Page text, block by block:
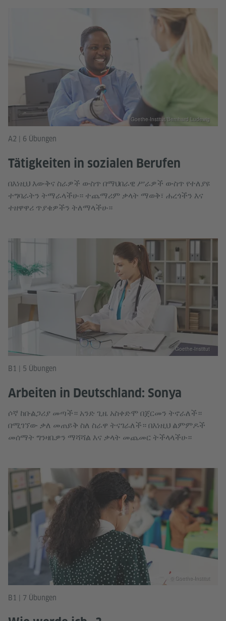
A2 | 6 Übungen
Tätigkeiten in sozialen Berufen
በእነዚህ እውቅና ስራዎች ውስጥ በማህበራዊ ሥራዎች ውስጥ የተለያዩ
ተግባራትን ትማራላችሁ። ተጨማሪም ቃላት ማወቅ፣ ሐረጎችን እና
ተዘዋዋሪ ጥያቄዎችን ትለማላችሁ።
Goethe-Institut/Bernhard Ludewig
B1 | 5 Übungen
Arbeiten in Deutschland: Sonya
ሶኛ ከቡልጋሪያ መጣች። አንድ ጊዜ አስቀድሞ በጀርመን ትኖራለች።
በሚገኘው ቃለ መጠይቅ ስለ ስራዋ ትናገራለች። በእነዚህ ልምምዶች
መሰማት ግንዛቤዎን ማሻሻል እና ቃላት መጨመር ትችላላችሁ።
© Goethe-Institut
B1 | 7 Übungen
© Goethe-Institut